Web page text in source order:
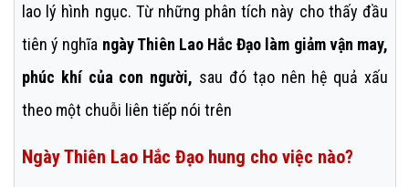
lao lý hình ngục. Từ những phân tích này cho thấy đầu
tiên ý nghĩa ngày Thiên Lao Hắc Đạo làm giảm vận may,
phúc khí của con người, sau đó tạo nên hệ quả xấu
theo một chuỗi liên tiếp nói trên
Ngày Thiên Lao Hắc Đạo hung cho việc nào?